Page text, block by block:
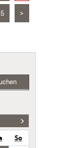
5 >
So